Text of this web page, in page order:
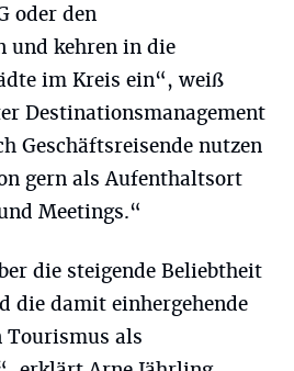
oder den
und kehren in die
im Kreis ein“, weiß
Destinationsmanagement
Geschäftsreisende nutzen
gern als Aufenthaltsort
Meetings.“
die steigende Beliebtheit
die damit einhergehende
Tourismus als